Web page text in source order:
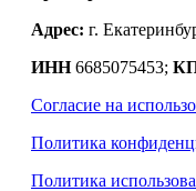
Адрес: г.
ИНН6685075453;
Согласие на
Политика
Политика